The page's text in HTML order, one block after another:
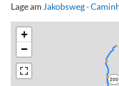
Lage am Jakobsweg -
200
+
−